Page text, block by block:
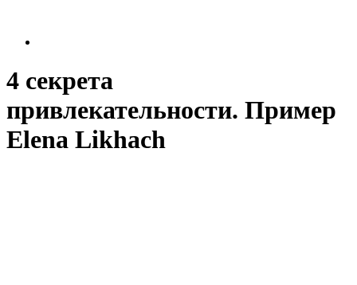
4 секрета
привлекательности. Пример
Elena Likhach